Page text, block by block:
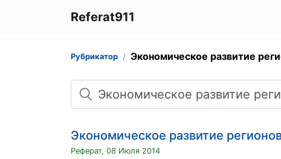
Referat911
Рубрикатор Экономическое развитие
Поиск
Экономическое развитие
Реферат, 08 Июля 2014